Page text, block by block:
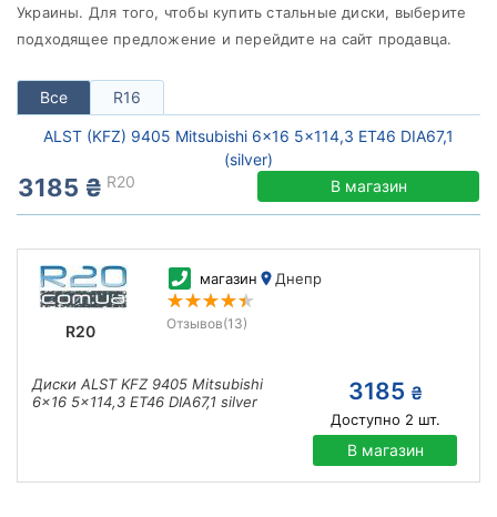
Украины. Для того, чтобы купить cтальные диски, выберите
подходящее предложение и перейдите на сайт продавца.
Все R16
ALST (KFZ) 9405 Mitsubishi 6x16 5x114,3 ET46 DIA67,1
(silver)
3185 ₴ R20 В магазин
R20
магазин Днепр
Отзывов(13)
Диски ALST KFZ 9405 Mitsubishi
6x16 5x114,3 ET46 DIA67,1 silver
3185 ₴
Доступно 2 шт.
В магазин
Все бренды
Тип диска